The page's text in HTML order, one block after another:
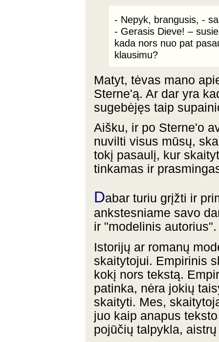
- Nepyk, brangusis, -
- Gerasis Dieve! –
kada nors nuo pat
klausimu?
Matyt, tėvas mano
Sterne'ą. Ar dar yra
sugebėjęs taip
Aišku, ir po Sterne'o
nuvilti visus mūsų,
tokį pasaulį, kur
tinkamas ir
Dabar turiu grįžti ir
ankstesniame savo
ir "modelinis autorius".
Istorijų ar romanų
skaitytojui. Empirinis
kokį nors tekstą.
patinka, nėra jokių
skaityti. Mes,
juo kaip anapus
pojūčių talpykla,